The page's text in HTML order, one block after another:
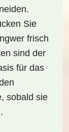
Sie
frisch
sind der
für das
sobald sie